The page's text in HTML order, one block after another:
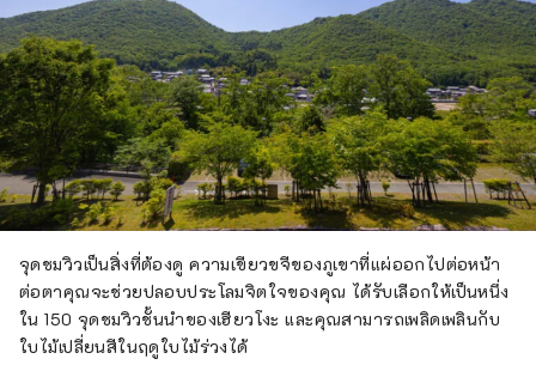
จุดชมวิวเป็นสิ่งที่ต้องดู ความเขียวขจีของภูเขาที่แผ่ออกไปต่อหน้า
ต่อตาคุณจะช่วยปลอบประโลมจิตใจของคุณ ได้รับเลือกให้เป็นหนึ่ง
ใน 150 จุดชมวิวชั้นนำของเฮียวโงะ และคุณสามารถเพลิดเพลินกับ
ใบไม้เปลี่ยนสีในฤดูใบไม้ร่วงได้